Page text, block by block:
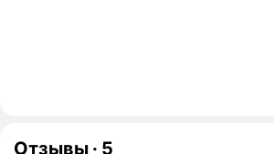
Отзывы · 5